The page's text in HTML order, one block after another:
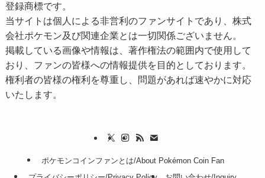
登録商標です。
当サイトは個人による非営利のファンサイトであり、株式
会社ポケモン及び関連企業とは一切関係ございません。
掲載している画像や情報は、著作権法の範囲内で使用して
おり、ファンの皆様への情報提供を目的としております。
権利者の皆様の権利を尊重し、問題があれば速やかに対応
いたします。
ポケモンコインファンとは/About Pokémon Coin Fan